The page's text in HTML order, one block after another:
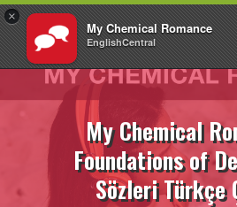
×
My Chemical Romance
EnglishCentral
İçeriğe
My Chemical
Foundations of
Sözleri Türkçe